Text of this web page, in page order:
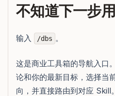
不知道下一步
输入 /dbs 。
这是商业工具箱的导航入口
论和你的最新目标，选择当
向，并直接路由到对应 Skill。